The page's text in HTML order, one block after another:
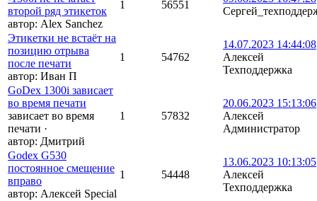
второй ряд этикеток
автор: Alex Sanchez
1 56551
Этикетки не встаёт на
позицию отрыва
после печати
автор: Иван П
1 54762
14.07.2023 14:44:08
Алексей
Техподдержка
GoDex 1300i зависает
во время печати
зависает во время
печати ·
автор: Дмитрий
1 57832
20.06.2023 15:13:06
Алексей
Администратор
Godex G530
постоянное смещение
вправо
автор: Алексей Special
1 54448
13.06.2023 10:13:05
Алексей
Техподдержка